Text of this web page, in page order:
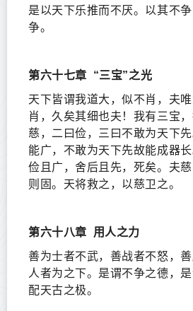
是以天下乐推而不厌。以其不
争。
第六十七章
“三宝”之光
天下皆谓我道大，似不肖，夫
肖，久矣其细也夫！我有三宝
慈，二曰俭，三曰不敢为天下
能广，不敢为天下先故能成器
俭且广，舍后且先，死矣。夫
则固。天将救之，以慈卫之。
第六十八章
用人之力
善为士者不武，善战者不怒，
人者为之下。是谓不争之德，
配天古之极。